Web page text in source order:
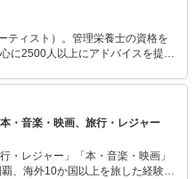
ティスト）。管理栄養士の資格を
に2500人以上にアドバイスを提
に力を入れ、企業のブランドイメ
た料理を提案し、消費者に商品の
している。
・音楽・映画、旅行・レジャー
・レジャー」「本・音楽・映画」
、海外10か国以上を旅した経験を